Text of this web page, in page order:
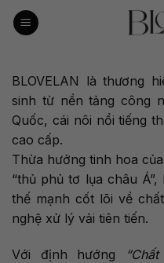
qua
BLOVELAN là thương
sinh từ nền tảng công
Quốc, cái nôi nổi tiếng
cao cấp.
Thừa hưởng tinh hoa
“thủ phủ tơ lụa châu
thế mạnh cốt lõi về
nghệ xử lý vải tiên tiến.
Với định hướng